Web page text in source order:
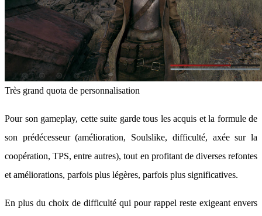
Très grand quota de personnalisation
Pour son gameplay, cette suite garde tous les acquis et la formule de
son prédécesseur (amélioration, Soulslike, difficulté, axée sur la
coopération, TPS, entre autres), tout en profitant de diverses refontes
et améliorations, parfois plus légères, parfois plus significatives.
En plus du choix de difficulté qui pour rappel reste exigeant envers